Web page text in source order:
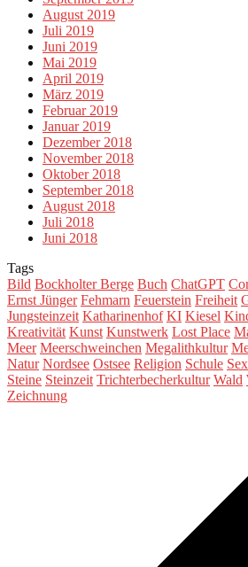
August 2019
Juli 2019
Juni 2019
Mai 2019
April 2019
März 2019
Februar 2019
Januar 2019
Dezember 2018
November 2018
Oktober 2018
September 2018
August 2018
Juli 2018
Juni 2018
Tags
Bild Bockholter Berge Buch ChatGPT
Ernst Jünger Fehmarn Feuerstein Freiheit
Jungsteinzeit Katharinenhof KI Kiesel
Kreativität Kunst Kunstwerk Lost Place
Meer Meerschweinchen Megalithkultur
Natur Nordsee Ostsee Religion Schule
Steine Steinzeit Trichterbecherkultur Wald
Zeichnung